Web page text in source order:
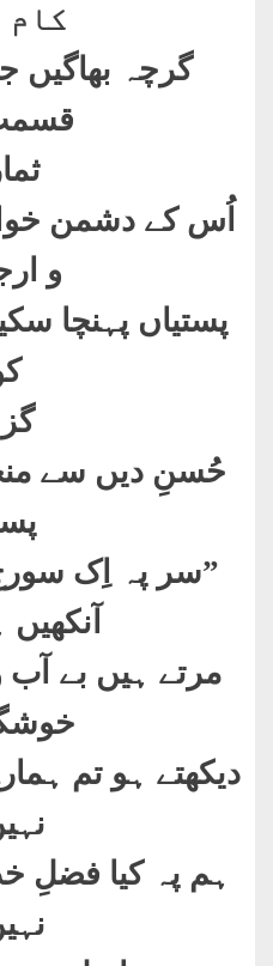
کام
گرچہ بھاگیں
اُس کے دشمن
و
پستیاں پہنچا
حُسنِ دیں سے
”سر پہ اِک
مرتے ہیں بے آب
دیکھتے ہو تم
ہم پہ کیا فضلِ